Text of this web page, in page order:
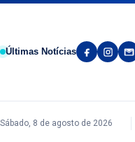
Pular para o conteúdo
Últimas Notícias
Sábado, 8 de agosto de 2026